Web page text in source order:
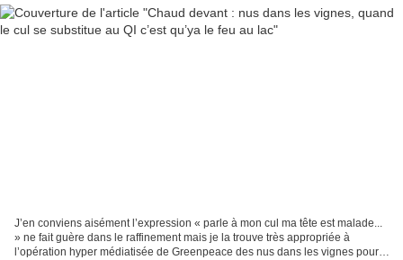
J’en conviens aisément l’expression « parle à mon cul ma tête est malade...
» ne fait guère dans le raffinement mais je la trouve très appropriée à
l’opération hyper médiatisée de Greenpeace des nus dans les vignes pour,